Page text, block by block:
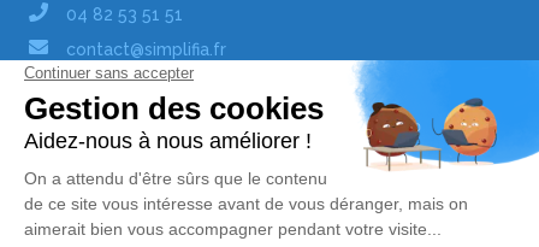
04 82 53 51 51
contact@simplifia.fr
Réseaux sociaux
Liens utiles